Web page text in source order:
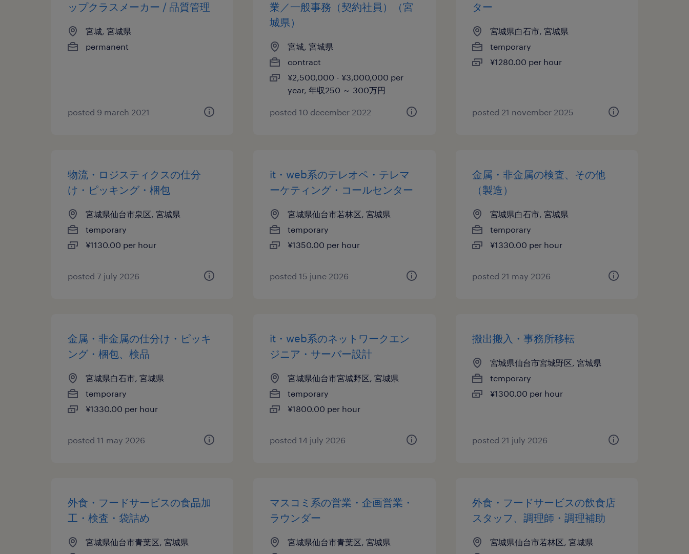
ップクラスメーカー / 品質管理
宮城, 宮城県
permanent
posted 9 march 2021
業／一般事務（契約社員）（宮
城県）
宮城, 宮城県
contract
¥2,500,000 - ¥3,000,000 per
year, 年収250 ～ 300万円
posted 10 december 2022
ター
宮城県白石市, 宮城県
temporary
¥1280.00 per hour
posted 21 november 2025
物流・ロジスティクスの仕分
け・ピッキング・梱包
宮城県仙台市泉区, 宮城県
temporary
¥1130.00 per hour
posted 7 july 2026
it・web系のテレオペ・テレマ
ーケティング・コールセンター
宮城県仙台市若林区, 宮城県
temporary
¥1350.00 per hour
posted 15 june 2026
金属・非金属の検査、その他
（製造）
宮城県白石市, 宮城県
temporary
¥1330.00 per hour
posted 21 may 2026
金属・非金属の仕分け・ピッキ
ング・梱包、検品
宮城県白石市, 宮城県
temporary
¥1330.00 per hour
posted 11 may 2026
it・web系のネットワークエン
ジニア・サーバー設計
宮城県仙台市宮城野区, 宮城県
temporary
¥1800.00 per hour
posted 14 july 2026
搬出搬入・事務所移転
宮城県仙台市宮城野区, 宮城県
temporary
¥1300.00 per hour
posted 21 july 2026
外食・フードサービスの食品加
工・検査・袋詰め
宮城県仙台市青葉区, 宮城県
マスコミ系の営業・企画営業・
ラウンダー
宮城県仙台市青葉区, 宮城県
外食・フードサービスの飲食店
スタッフ、調理師・調理補助
宮城県仙台市若林区, 宮城県